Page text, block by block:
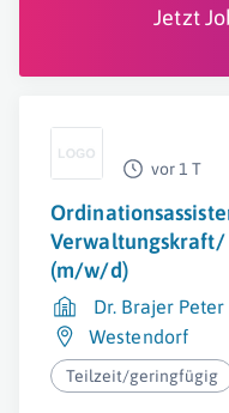
Jetzt
vor 1 T
(m/w/d)
Dr. Brajer Peter
Westendorf
Teilzeit/geringfügig